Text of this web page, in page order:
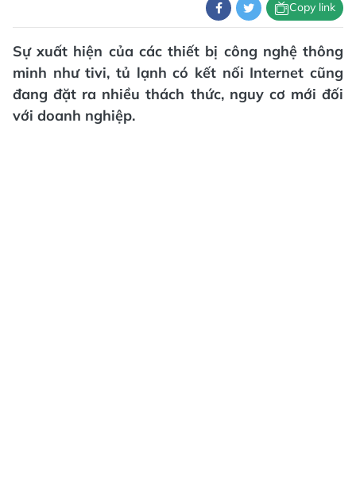
Copy link
Sự xuất hiện của các thiết bị công nghệ thông
minh như tivi, tủ lạnh có kết nối Internet cũng
đang đặt ra nhiều thách thức, nguy cơ mới đối
với doanh nghiệp.